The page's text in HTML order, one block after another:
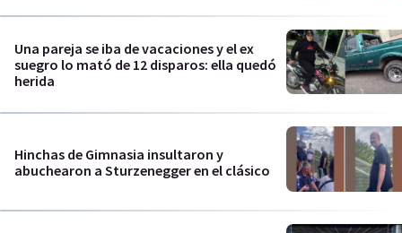
Una pareja se iba de vacaciones y el ex
suegro lo mató de 12 disparos: ella quedó
herida
Hinchas de Gimnasia insultaron y
abuchearon a Sturzenegger en el clásico